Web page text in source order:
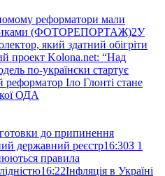
реформатори мали
(ФОТОРЕПОРТАЖ)2У
який здатний обігріти
проект Kolona.net: “Над
по-українски стартує
реформатор Іло Глонті стане
ОДА
до припинення
державний реєстр16:30З 1
правила
16:22Інфляція в Україні